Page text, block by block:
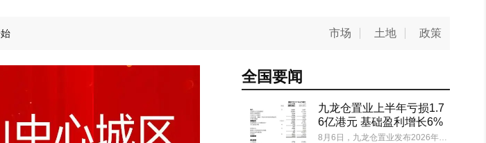
市场 土地 政策
全国要闻
九龙仓置业上半年亏损1.7
6亿港元 基础盈利增长6%
8月6日，九龙仓置业发布2026年上